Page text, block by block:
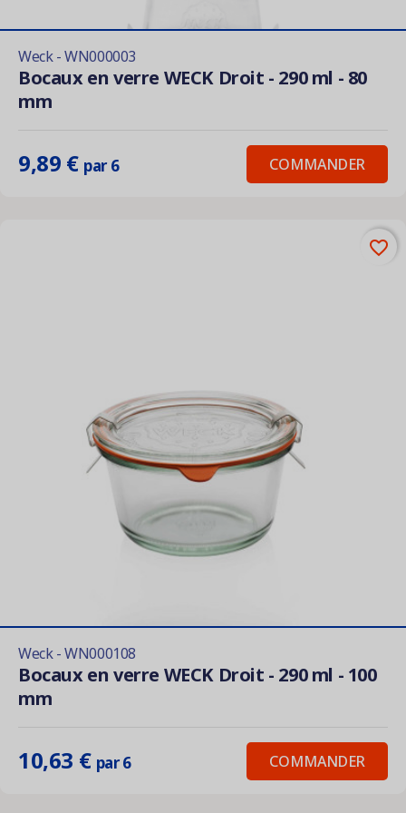
Weck - WN000003
Bocaux en verre WECK Droit - 290 ml - 80
mm
9,89 € par 6 COMMANDER
Weck - WN000108
Bocaux en verre WECK Droit - 290 ml - 100
mm
10,63 € par 6 COMMANDER
favorite_border